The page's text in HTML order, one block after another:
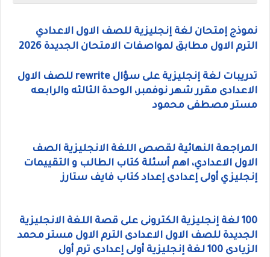
نموذج إمتحان لغة إنجليزية للصف الاول الاعدادي
الترم الاول مطابق لمواصفات الامتحان الجديدة 2026
تدريبات لغة إنجليزية على سؤال rewrite للصف الاول
الاعدادى مقرر شهر نوفمبر، الوحدة الثالثه والرابعه
مستر مصطفى محمود
المراجعة النهائية لقصص اللغة الانجليزية الصف
الاول الاعدادي، اهم أسئلة كتاب الطالب و التقييمات
إنجليزي أولى إعدادى إعداد كتاب فايف ستارز
100 لغة إنجليزية الكترونى على قصة اللغة الانجليزية
الجديدة للصف الاول الاعدادى الترم الاول مستر محمد
الزيادى 100 لغة إنجليزية أولى إعدادى ترم أول